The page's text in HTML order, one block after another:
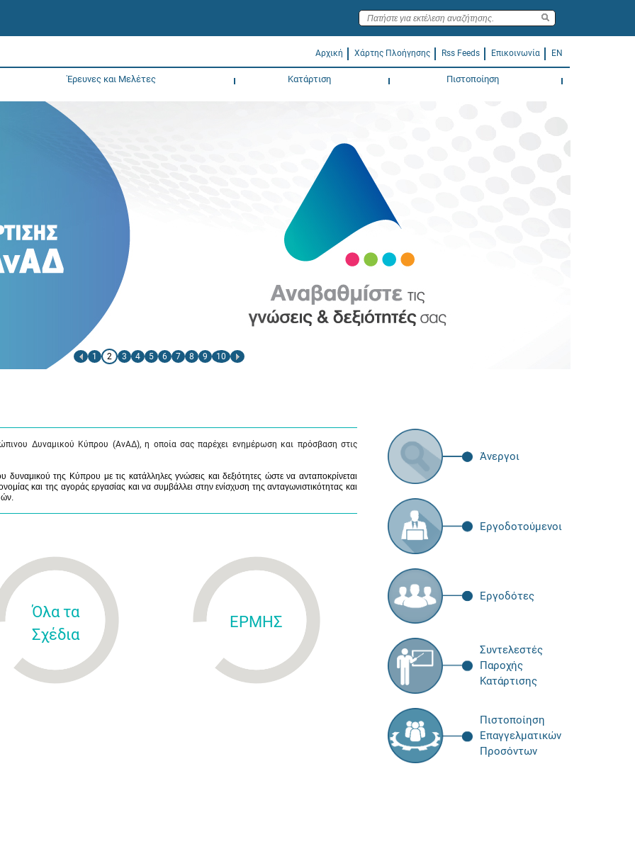
Αρχική Χάρτης Πλοήγησης Rss Feeds Επικοινωνία EN
Έρευνες και Μελέτες Κατάρτιση Πιστοποίηση
1 2 3 4 5 6 7 8 9 10
Δυναμικού Κύπρου (ΑνΑΔ), η οποία σας παρέχει ενημέρωση και πρόσβαση στις
της Κύπρου με τις κατάλληλες γνώσεις και δεξιότητες ώστε να ανταποκρίνεται
και της αγοράς εργασίας και να συμβάλλει στην ενίσχυση της ανταγωνιστικότητας και
Όλα τα
Σχέδια
ΕΡΜΗΣ
Άνεργοι
Εργοδοτούμενοι
Εργοδότες
Συντελεστές
Παροχής
Κατάρτισης
Πιστοποίηση
Επαγγελματικών
Προσόντων